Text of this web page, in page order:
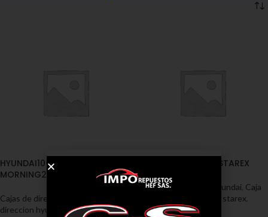
HYUNDAI10-PICANTO
MORNING2012-2016
Cajas de dirección - Hyundai
direccion hyundai picanto,Hyundai
HYUNDAIH1 GRAND STAREX
Cajas de dirección - Hyundai Caja
direccion hyundai gran starex
Hyundai